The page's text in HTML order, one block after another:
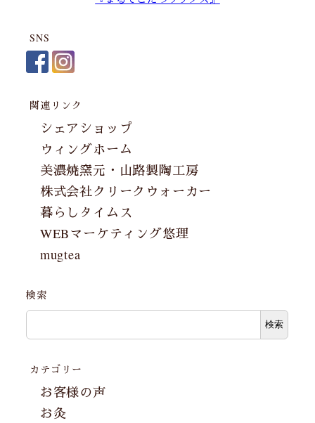
SNS
関連リンク
シェアショップ
ウィングホーム
美濃焼窯元・山路製陶工房
株式会社クリークウォーカー
暮らしタイムス
WEBマーケティング悠理
mugtea
検索
検索
カテゴリー
お客様の声
お灸